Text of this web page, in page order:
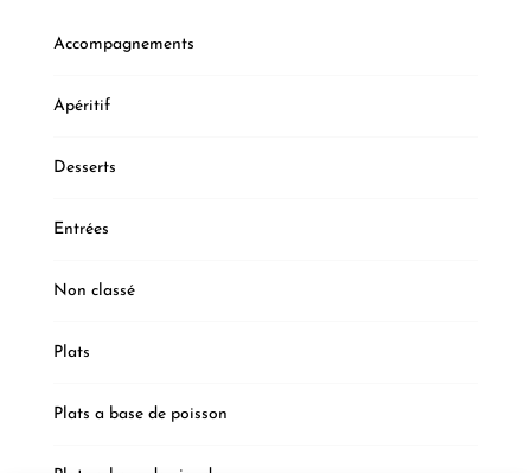
Accompagnements
Apéritif
Desserts
Entrées
Non classé
Plats
Plats a base de poisson